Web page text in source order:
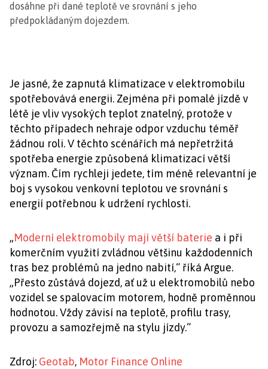
dosáhne při dané teplotě ve srovnání s jeho
předpokládaným dojezdem.
Je jasné, že zapnutá klimatizace v elektromobilu
spotřebovává energii. Zejména při pomalé jízdě v
létě je vliv vysokých teplot znatelný, protože v
těchto případech nehraje odpor vzduchu téměř
žádnou roli. V těchto scénářích má nepřetržitá
spotřeba energie způsobená klimatizací větší
význam. Čím rychleji jedete, tím méně relevantní je
boj s vysokou venkovní teplotou ve srovnání s
energií potřebnou k udržení rychlosti.
„Moderní elektromobily mají větší baterie a i při
komerčním využití zvládnou většinu každodenních
tras bez problémů na jedno nabití,“ říká Argue.
„Přesto zůstává dojezd, ať už u elektromobilů nebo
vozidel se spalovacím motorem, hodně proměnnou
hodnotou. Vždy závisí na teplotě, profilu trasy,
provozu a samozřejmě na stylu jízdy.“
Zdroj: Geotab, Motor Finance Online